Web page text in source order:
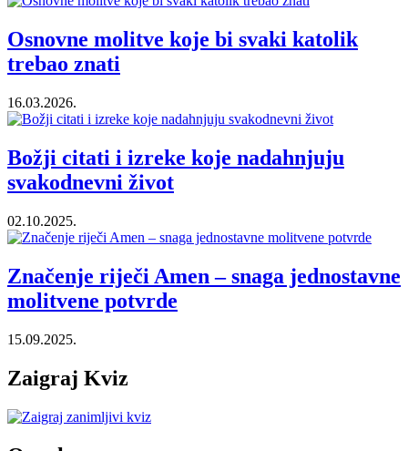
Osnovne molitve koje bi svaki katolik
trebao znati
16.03.2026.
Božji citati i izreke koje nadahnjuju
svakodnevni život
02.10.2025.
Značenje riječi Amen – snaga jednostavne
molitvene potvrde
15.09.2025.
Zaigraj Kviz